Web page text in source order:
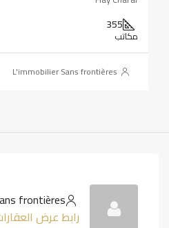
355
مكاتب
L'immobilier Sans frontières
frontières
رابط عرض